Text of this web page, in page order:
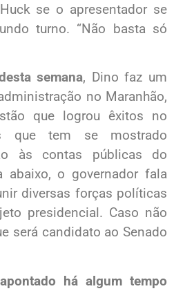
se o apresentador se
turno. “Não basta só
semana, Dino faz um
no Maranhão,
que logrou êxitos no
que tem se mostrado
às contas públicas do
abaixo, o governador fala
diversas forças políticas
presidencial. Caso não
será candidato ao Senado
há algum tempo